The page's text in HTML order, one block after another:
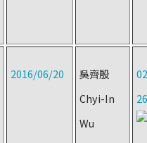
2016/06/20
吳齊殷
Chyi-In
Wu